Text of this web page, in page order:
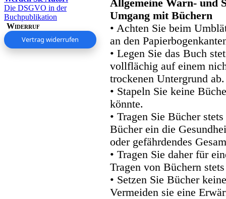
Die DSGVO in der
Buchpublikation
Widerruf
Vertrag widerrufen
Allgemeine Warn- und
Umgang mit Büchern
• Achten Sie beim
an den
• Legen Sie das Buch
vollflächig auf einem
trockenen Untergrund ab.
• Stapeln Sie keine
könnte.
• Tragen Sie Bücher
Bücher ein die
oder gefährdendes
• Tragen Sie daher für
Tragen von Büchern
• Setzen Sie Bücher
Vermeiden sie eine